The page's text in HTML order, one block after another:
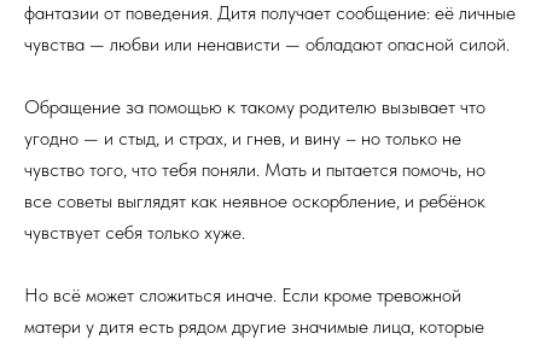
фантазии от поведения. Дитя получает сообщение: её личные
чувства — любви или ненависти — обладают опасной силой.
Обращение за помощью к такому родителю вызывает что
угодно — и стыд, и страх, и гнев, и вину – но только не
чувство того, что тебя поняли. Мать и пытается помочь, но
все советы выглядят как неявное оскорбление, и ребёнок
чувствует себя только хуже.
Но всё может сложиться иначе. Если кроме тревожной
матери у дитя есть рядом другие значимые лица, которые